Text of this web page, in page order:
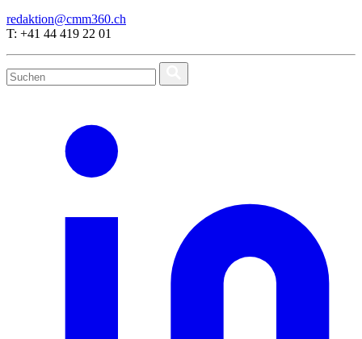
redaktion@cmm360.ch
T: +41 44 419 22 01